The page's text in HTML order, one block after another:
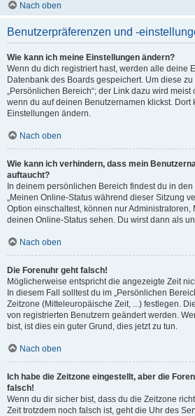
Nach oben
Benutzerpräferenzen und -
Wie kann ich meine Einstellungen ändern?
Wenn du dich registriert hast, werden alle deine
Datenbank des Boards gespeichert. Um diese
„Persönlichen Bereich“; der Link dazu wird
wenn du auf deinen Benutzernamen klickst. Dort
Einstellungen ändern.
Nach oben
Wie kann ich verhindern, dass mein
auftaucht?
In deinem persönlichen Bereich findest du in
„Meinen Online-Status während dieser Sitzung
Option einschaltest, können nur
deinen Online-Status sehen. Du wirst dann als
Nach oben
Die Forenuhr geht falsch!
Möglicherweise entspricht die angezeigte Zeit
In diesem Fall solltest du im „Persönlichen
Zeitzone (Mitteleuropäische Zeit, ...) festlegen.
von registrierten Benutzern geändert werden.
bist, ist dies ein guter Grund, dies jetzt zu tun.
Nach oben
Ich habe die Zeitzone eingestellt, aber die
falsch!
Wenn du dir sicher bist, dass du die Zeitzone
Zeit trotzdem noch falsch ist, geht die Uhr des